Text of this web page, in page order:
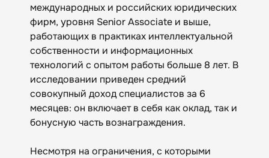
международных и российских юридических
фирм, уровня Senior Associate и выше,
работающих в практиках интеллектуальной
собственности и информационных
технологий с опытом работы больше 8 лет. В
исследовании приведен средний
совокупный доход специалистов за 6
месяцев: он включает в себя как оклад, так и
бонусную часть вознаграждения.
Несмотря на ограничения, с которыми